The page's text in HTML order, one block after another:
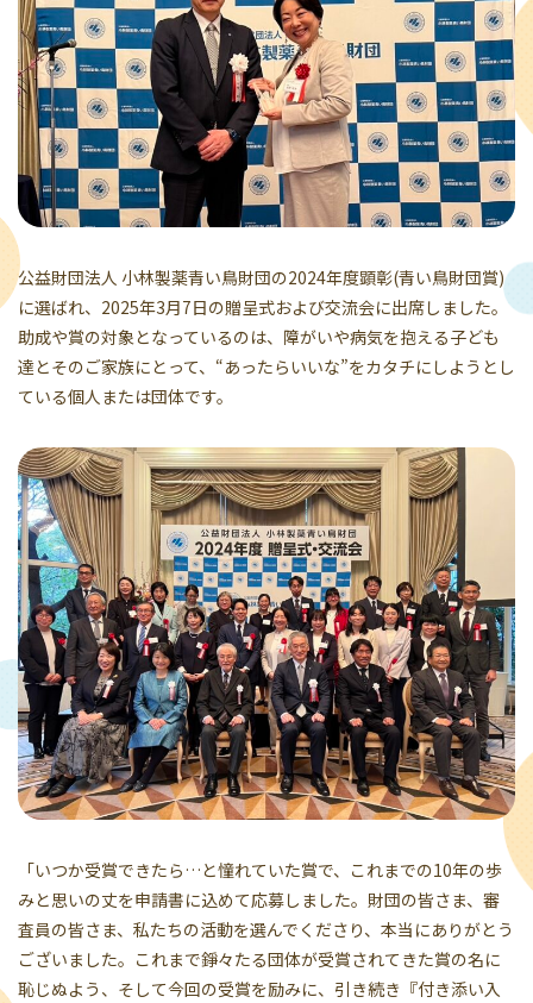
公益財団法人 小林製薬青い鳥財団の2024年度顕彰(青い鳥財団賞)
に選ばれ、2025年3月7日の贈呈式および交流会に出席しました。
助成や賞の対象となっているのは、障がいや病気を抱える子ども
達とそのご家族にとって、“あったらいいな”をカタチにしようとし
ている個人または団体です。
「いつか受賞できたら…と憧れていた賞で、これまでの10年の歩
みと思いの丈を申請書に込めて応募しました。財団の皆さま、審
査員の皆さま、私たちの活動を選んでくださり、本当にありがとう
ございました。これまで錚々たる団体が受賞されてきた賞の名に
恥じぬよう、そして今回の受賞を励みに、引き続き『付き添い入